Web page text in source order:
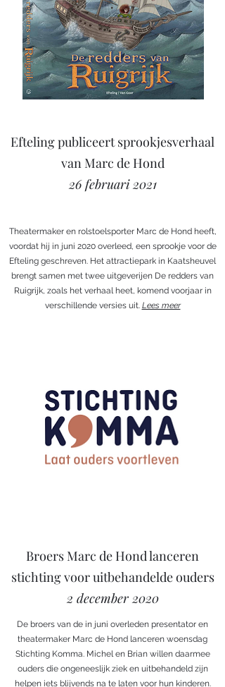
Efteling publiceert sprookjesverhaal
van Marc de Hond
26 februari 2021
Theatermaker en rolstoelsporter Marc de Hond heeft,
voordat hij in juni 2020 overleed, een sprookje voor de
Efteling geschreven. Het attractiepark in Kaatsheuvel
brengt samen met twee uitgeverijen De redders van
Ruigrijk, zoals het verhaal heet, komend voorjaar in
verschillende versies uit. Lees meer
Broers Marc de Hond lanceren
stichting voor uitbehandelde ouders
2 december 2020
De broers van de in juni overleden presentator en
theatermaker Marc de Hond lanceren woensdag
Stichting Komma. Michel en Brian willen daarmee
ouders die ongeneeslijk ziek en uitbehandeld zijn
helpen iets blijvends na te laten voor hun kinderen.